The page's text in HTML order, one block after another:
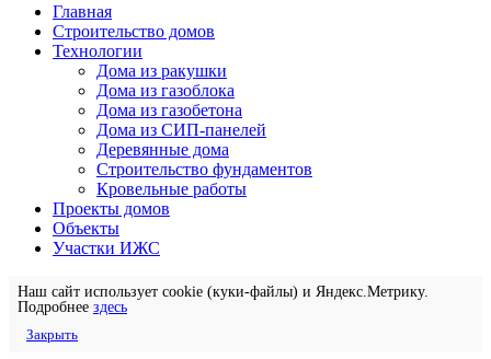
Главная
Строительство домов
Технологии
Дома из ракушки
Дома из газоблока
Дома из газобетона
Дома из СИП-панелей
Деревянные дома
Строительство фундаментов
Кровельные работы
Проекты домов
Объекты
Участки ИЖС
Наш сайт использует cookie (куки-файлы) и Яндекс.Метрику.
Подробнее здесь
Закрыть